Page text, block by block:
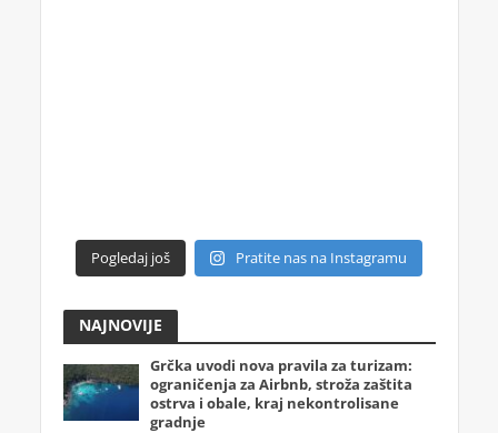
Pogledaj još Pratite nas na Instagramu
NAJNOVIJE
Grčka uvodi nova pravila za turizam:
ograničenja za Airbnb, stroža zaštita
ostrva i obale, kraj nekontrolisane
gradnje